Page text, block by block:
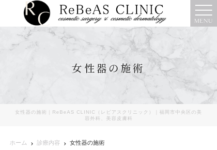
MENU
女性器の施術
女性器の施術｜ReBeAS CLINIC（レビアスクリニック）｜福岡市中央区の美
容外科、美容皮膚科
ホーム 診療内容 女性器の施術